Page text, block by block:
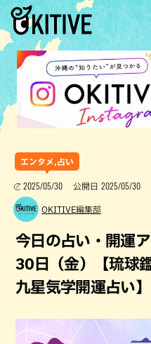
エンタメ,占い
2025/05/30 公開日 2025/05/30
OKITIVE編集部
今日の占い・開運
30日（金）【琉球
九星気学開運占い】